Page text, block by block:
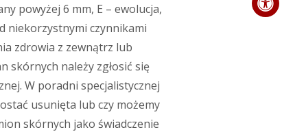
powyżej 6 mm, E – ewolucja,
niekorzystnymi czynnikami
zdrowia z zewnątrz lub
skórnych należy zgłosić się
W poradni specjalistycznej
usunięta lub czy możemy
skórnych jako świadczenie